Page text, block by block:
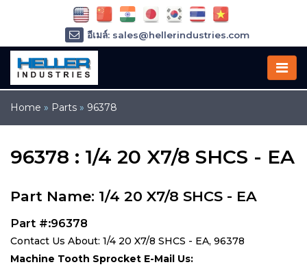
Home » Parts » 96378
96378 : 1/4 20 X7/8 SHCS - EA
Part Name: 1/4 20 X7/8 SHCS - EA
Part #:96378
Contact Us About: 1/4 20 X7/8 SHCS - EA, 96378
Machine Tooth Sprocket E-Mail Us:
อีเมล์: sales@hellerindustries.com
อีเมล์: service@hellerindustries.com
โทรศัพท์ :